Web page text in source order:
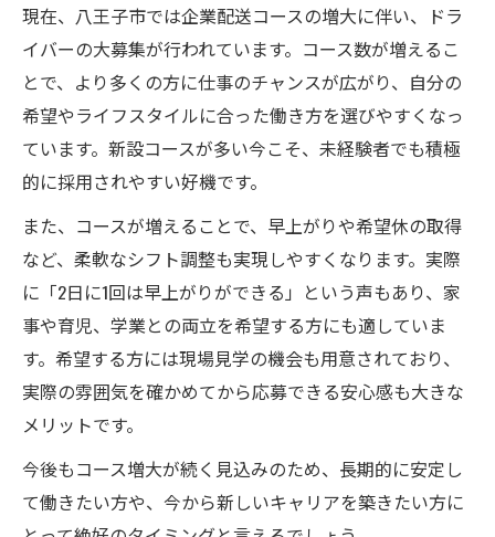
現在、八王子市では企業配送コースの増大に伴い、ドラ
イバーの大募集が行われています。コース数が増えるこ
とで、より多くの方に仕事のチャンスが広がり、自分の
希望やライフスタイルに合った働き方を選びやすくなっ
ています。新設コースが多い今こそ、未経験者でも積極
的に採用されやすい好機です。
また、コースが増えることで、早上がりや希望休の取得
など、柔軟なシフト調整も実現しやすくなります。実際
に「2日に1回は早上がりができる」という声もあり、家
事や育児、学業との両立を希望する方にも適していま
す。希望する方には現場見学の機会も用意されており、
実際の雰囲気を確かめてから応募できる安心感も大きな
メリットです。
今後もコース増大が続く見込みのため、長期的に安定し
て働きたい方や、今から新しいキャリアを築きたい方に